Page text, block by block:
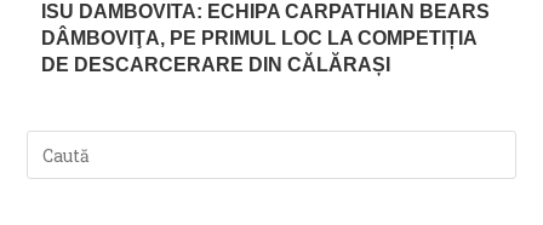
ISU DAMBOVITA: ECHIPA CARPATHIAN BEARS
DÂMBOVIŢA, PE PRIMUL LOC LA COMPETIȚIA
DE DESCARCERARE DIN CĂLĂRAȘI